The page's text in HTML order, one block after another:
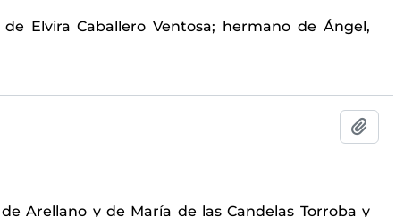
Elvira Caballero Ventosa; hermano de Ángel,
Arellano y de María de las Candelas Torroba y